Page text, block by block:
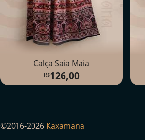
Calça Saia Maia
126,00
©2016-2026 Kaxamana